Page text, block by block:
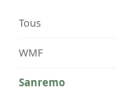
Tous
WMF
Sanremo